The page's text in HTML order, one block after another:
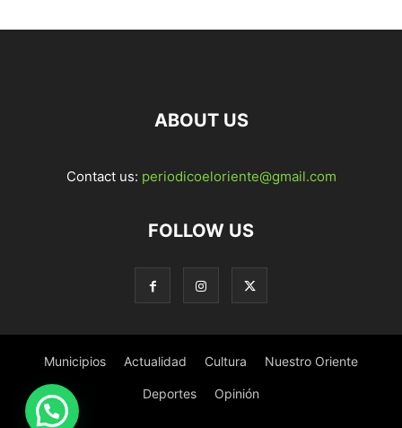
ABOUT US
Contact us: periodicoeloriente@gmail.com
FOLLOW US
Municipios Actualidad Cultura Nuestro Oriente
Deportes Opinión